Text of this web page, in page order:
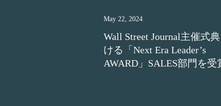
May 22, 2024
Wall Street Journal主催式
ける「Next Era Leader’s
AWARD」SALES部門を受